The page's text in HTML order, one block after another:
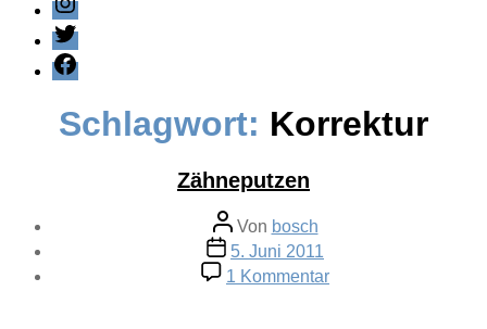
Twitter
Facebook
Schlagwort: Korrektur
Zähneputzen
Beitragsautor
Von bosch
Veröffentlichungsdatum
5. Juni 2011
1 Kommentarzu
Zähneputzen